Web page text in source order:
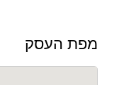
מפת העסק